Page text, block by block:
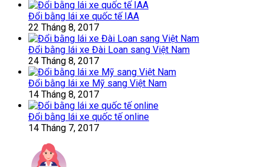
Đổi bằng lái xe quốc tế IAA
22 Tháng 8, 2017
Đổi bằng lái xe Đài Loan sang Việt Nam
24 Tháng 8, 2017
Đổi bằng lái xe Mỹ sang Việt Nam
14 Tháng 8, 2017
Đổi bằng lái xe quốc tế online
14 Tháng 7, 2017